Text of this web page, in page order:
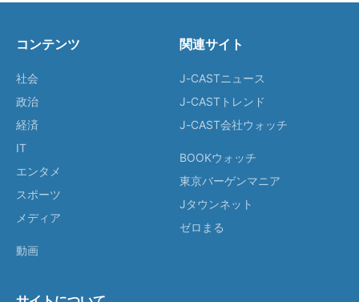
コンテンツ
社会
政治
経済
IT
エンタメ
スポーツ
メディア
動画
関連サイト
J-CASTニュース
J-CASTトレンド
J-CAST会社ウォッチ
BOOKウォッチ
東京バーゲンマニア
Jタウンネット
ゼロまる